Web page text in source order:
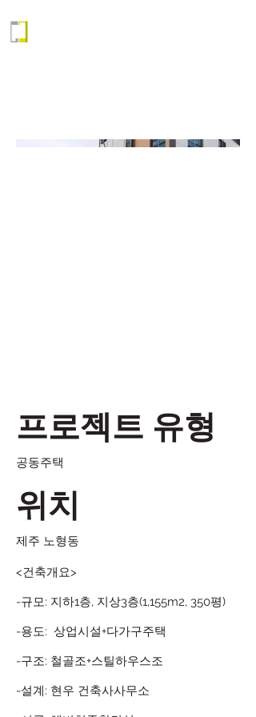
프로젝트 유형
공동주택
위치
제주 노형동
<건축개요>
-규모: 지하1층, 지상3층(1,155m2, 350평)
-용도: 상업시설+다가구주택
-구조: 철골조+스틸하우스조
-설계: 현우 건축사사무소